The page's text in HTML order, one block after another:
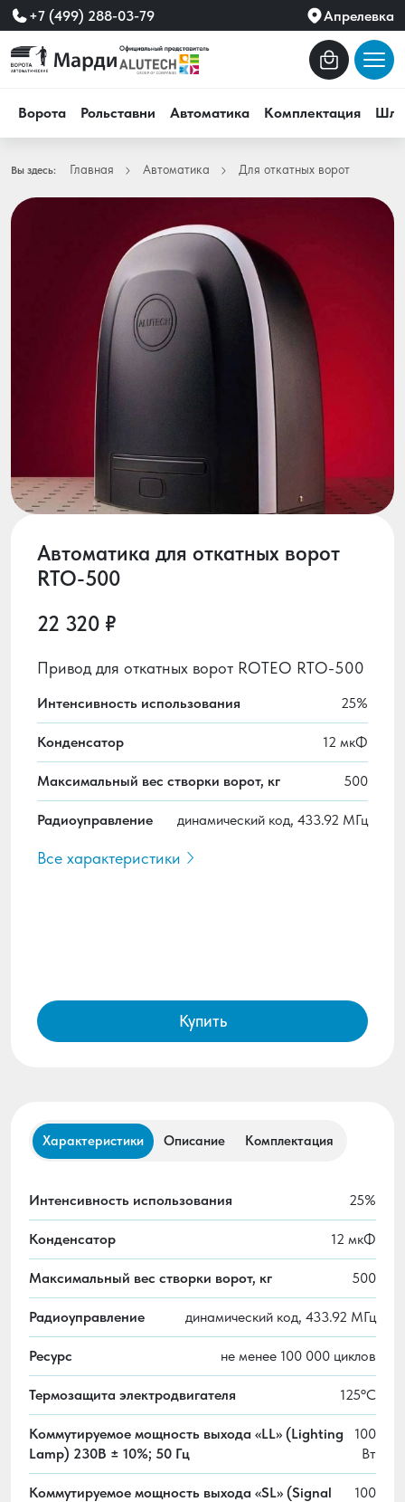
+7 (499) 288-03-79 Апрелевка
Ворота Рольставни Автоматика Комплектация
Вы здесь: Главная Автоматика Для откатных ворот
Автоматика для откатных ворот
RTО-500
22 320 ₽
Привод для откатных ворот ROTEO RTО-500
Интенсивность использования 25%
Конденсатор 12 мкФ
Максимальный вес створки ворот, кг 500
Радиоуправление динамический код, 433.92 МГц
Все характеристики
Купить
Характеристики Описание Комплектация
Интенсивность использования 25%
Конденсатор 12 мкФ
Максимальный вес створки ворот, кг 500
Радиоуправление динамический код, 433.92 МГц
Ресурс не менее 100 000 циклов
Термозащита электродвигателя 125ºС
Коммутируемое мощность выхода «LL» (Lighting
Lamp) 230B ± 10%; 50 Гц
100
Вт
Коммутируемое мощность выхода «SL» (Signal
100